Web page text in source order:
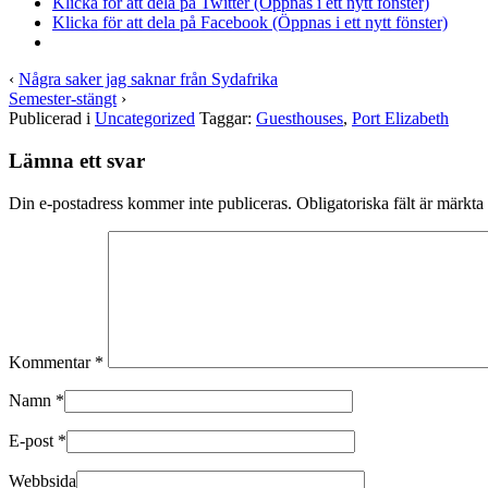
Klicka för att dela på Facebook (Öppnas i ett nytt fönster)
‹ Några saker jag saknar från Sydafrika
Semester-stängt ›
Publicerad i Uncategorized Taggar: Guesthouses, Port Elizabeth
Lämna ett svar
Din e-postadress kommer inte publiceras. Obligatoriska fält är märkta
Kommentar *
Namn *
E-post *
Webbsida